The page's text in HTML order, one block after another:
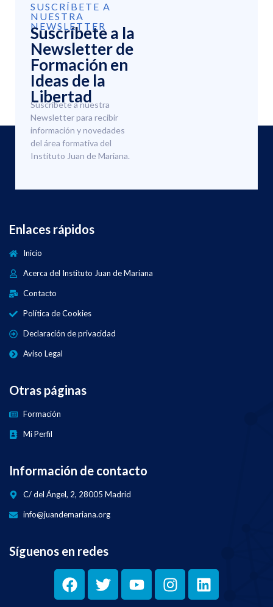
SUSCRÍBETE A
NUESTRA
NEWSLETTER
Suscríbete a la
Newsletter de
Formación en
Ideas de la
Libertad
Suscríbete a nuestra
Newsletter para recibir
información y novedades
del área formativa del
Instituto Juan de Mariana.
Enlaces rápidos
Inicio
Acerca del Instituto Juan de Mariana
Contacto
Política de Cookies
Declaración de privacidad
Aviso Legal
Otras páginas
Formación
Mi Perfil
Información de contacto
C/ del Ángel, 2, 28005 Madrid
info@juandemariana.org
Síguenos en redes